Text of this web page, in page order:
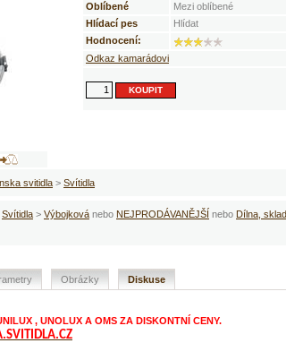
Oblíbené
Mezi oblíbené
Hlídací pes
Hlídat
Hodnocení:
Odkaz kamarádovi
svitidla > Svítidla
Svítidla > Výbojková nebo NEJPRODÁVANĚJŠÍ nebo Dílna,
Obrázky Diskuse
, UNOLUX A OMS ZA DISKONTNÍ CENY.